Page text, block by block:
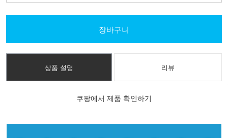
장바구니
상품 설명 리뷰
쿠팡에서 제품 확인하기